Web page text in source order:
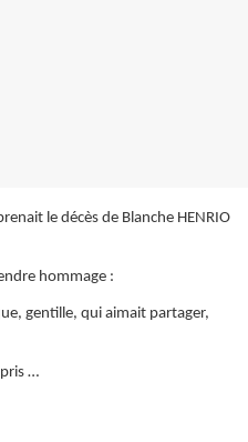
le décès de Blanche HENRIO
hommage :
gentille, qui aimait partager,
…